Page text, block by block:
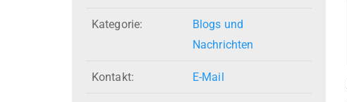
Kategorie:
Blogs und
Nachrichten
Kontakt: E-Mail